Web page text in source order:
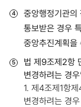
중앙행정기관의
통보받은 경우
중앙추진계획을
법 제9조제2항
변경하려는 경
1. 제4조제1항
변경하려는 경우